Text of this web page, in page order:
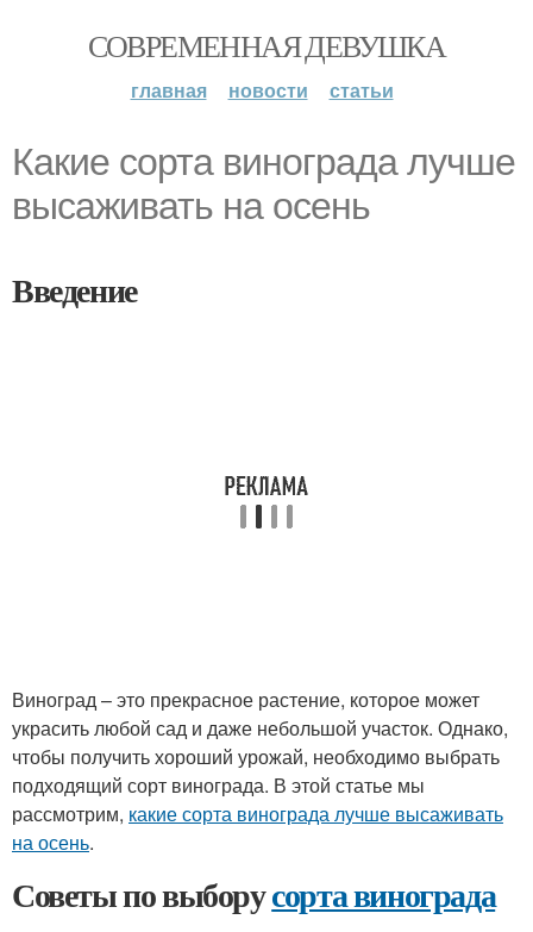
СОВРЕМЕННАЯ ДЕВУШКА
главная новости статьи
Какие сорта винограда лучше
высаживать на осень
Введение
Виноград – это прекрасное растение, которое может
украсить любой сад и даже небольшой участок. Однако,
чтобы получить хороший урожай, необходимо выбрать
подходящий сорт винограда. В этой статье мы
рассмотрим, какие сорта винограда лучше высаживать
на осень.
Советы по выборусорта винограда